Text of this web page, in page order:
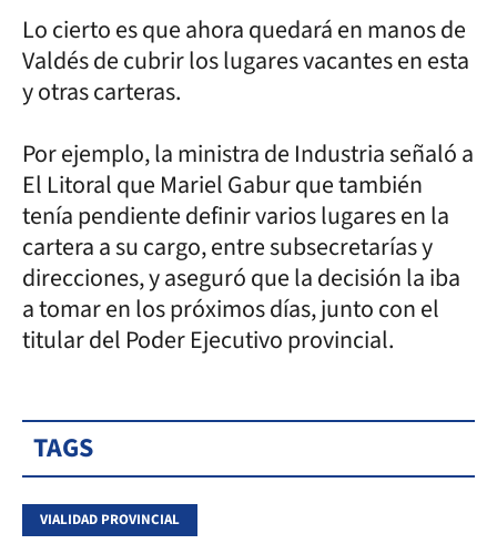
Lo cierto es que ahora quedará en manos de
Valdés de cubrir los lugares vacantes en esta
y otras carteras.
Por ejemplo, la ministra de Industria señaló a
El Litoral que Mariel Gabur que también
tenía pendiente definir varios lugares en la
cartera a su cargo, entre subsecretarías y
direcciones, y aseguró que la decisión la iba
a tomar en los próximos días, junto con el
titular del Poder Ejecutivo provincial.
TAGS
VIALIDAD PROVINCIAL